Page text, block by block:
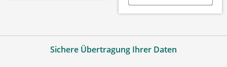
Sichere Übertragung Ihrer Daten